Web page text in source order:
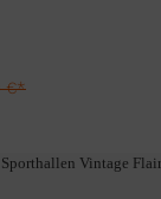
€*